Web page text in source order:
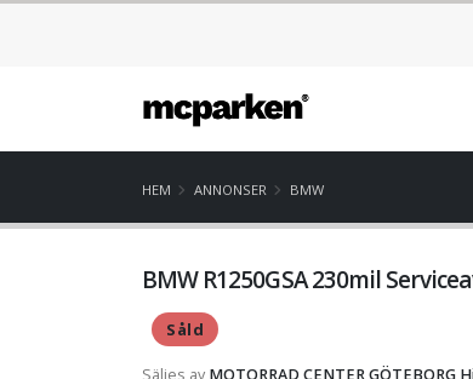
HEM ANNONSER BMW
BMW R1250GSA 230mil
Såld
Säljes av MOTORRAD CENTER GÖTEBORG